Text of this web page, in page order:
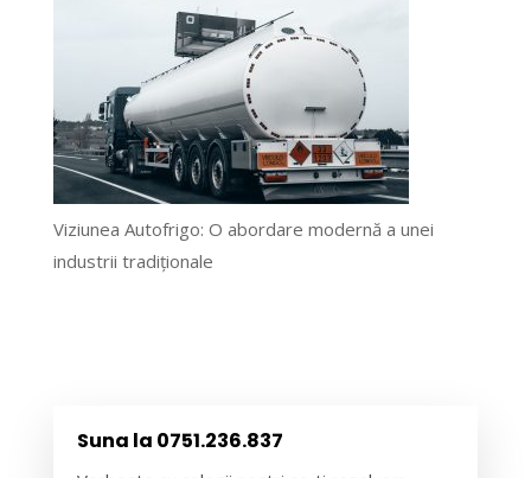
Viziunea Autofrigo: O abordare modernă a unei
industrii tradiționale
Suna la 0751.236.837